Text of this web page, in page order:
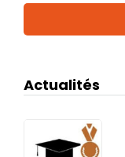
Actualités